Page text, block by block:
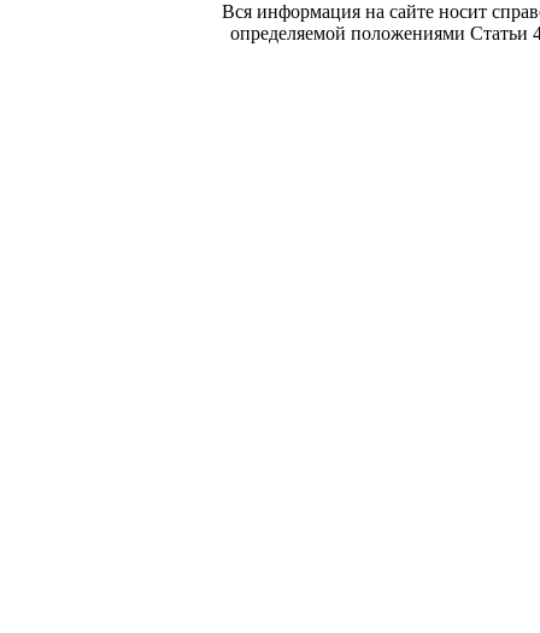
Вся информация на сайте носит
определяемой положениями Статьи